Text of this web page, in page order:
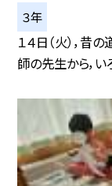
３年
１４日（火），
師の先生から，い